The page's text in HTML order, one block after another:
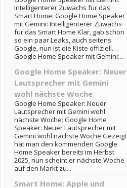
Intelligenterer Zuwachs für das
Smart Home: Google Home Speaker
mit Gemini: Intelligenterer Zuwachs
für das Smart Home Klar, gab schon
so ein paar Leaks, auch seitens
Google, nun ist die Kiste offiziell.. .
Google Home Speaker mit Gemini:...
Google Home Speaker: Neuer
Lautsprecher mit Gemini
wohl nächste Woche
Google Home Speaker: Neuer
Lautsprecher mit Gemini wohl
nächste Woche: Google Home
Speaker: Neuer Lautsprecher mit
Gemini wohl nächste Woche Gezeigt
hat man den kommenden Google
Home Speaker bereits im Herbst
2025, nun scheint er nächste Woche
auf den Markt zu...
Smart Home: Apple und